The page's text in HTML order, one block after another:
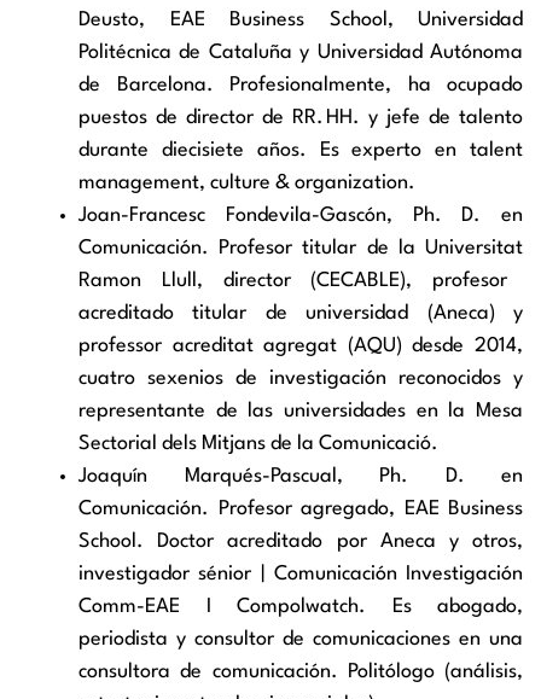
Deusto, EAE Business School , Universidad
Politécnica de Cataluña y Universidad Autónoma
de Barcelona. Profesionalmente, ha ocupado
puestos de director de RR. HH. y jefe de talento
durante diecisiete años. Es experto en talent
management, culture & organization.
Joan-Francesc Fondevila-Gascón,
Ph. D. en
Comunicación.
Profesor titular de laUniversitat
Ramon Llull, director (CECABLE), profesor
acreditado titular de universidad (Aneca) y
professor acreditat agregat (AQU) desde 2014,
cuatro sexenios de investigación reconocidos y
representante de las universidades en la Mesa
Sectorial dels Mitjans de la Comunicació.
Joaquín Marqués-Pascual,
Ph. D. en
Comunicación. Profesor agregado, EAE Business
School . Doctor acreditado por Aneca y otros,
investigador sénior | Comunicación Investigación
Comm-EAE I Compolwatch. Es abogado,
periodista y consultor de comunicaciones en una
consultora de comunicación. Politólogo (análisis,